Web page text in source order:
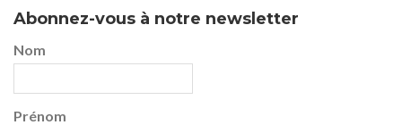
Abonnez-vous à notre newsletter
Nom
Prénom